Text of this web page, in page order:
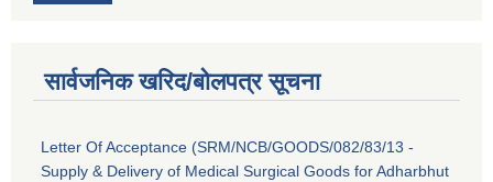
सार्वजनिक खरिद/बोलपत्र सूचना
Letter Of Acceptance (SRM/NCB/GOODS/082/83/13 -
Supply & Delivery of Medical Surgical Goods for Adharbhut